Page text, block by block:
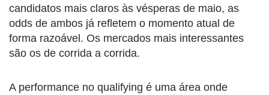
candidatos mais claros às vésperas de maio, as
odds de ambos já refletem o momento atual de
forma razoável. Os mercados mais interessantes
são os de corrida a corrida.
A performance no qualifying é uma área onde